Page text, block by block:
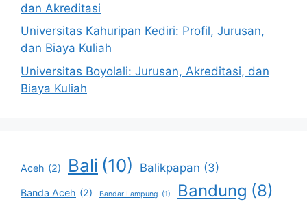
dan Akreditasi
Universitas Kahuripan Kediri: Profil, Jurusan,
dan Biaya Kuliah
Universitas Boyolali: Jurusan, Akreditasi, dan
Biaya Kuliah
Aceh (2) Bali (10) Balikpapan (3)
Banda Aceh (2) Bandar Lampung (1) Bandung (8)